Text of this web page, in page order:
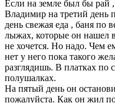
Если на земле был бы рай ,
Владимир на третий день
день свежая еда , баня по
лыжах, которые он нашел
не хочется. Но надо. Чем
нет у него пока такого
разглядишь. В платках по
полушалках.
На пятый день он
пожалуйста. Как он жил